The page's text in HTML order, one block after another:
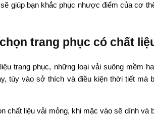
giúp bạn khắc phục nhược điểm của cơ
trang phục có chất
trang phục, những loại vải suông mềm
tùy vào sở thích và điều kiện thời tiết mà
chất liệu vải mỏng, khi mặc vào sẽ dính và